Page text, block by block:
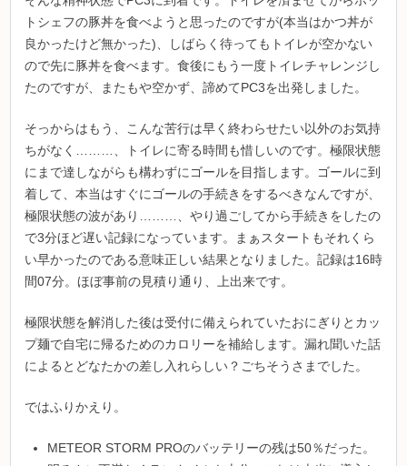
トシェフの豚丼を食べようと思ったのですが(本当はかつ丼が
良かったけど無かった)、しばらく待ってもトイレが空かない
ので先に豚丼を食べます。食後にもう一度トイレチャレンジし
たのですが、またもや空かず、諦めてPC3を出発しました。
そっからはもう、こんな苦行は早く終わらせたい以外のお気持
ちがなく………、トイレに寄る時間も惜しいのです。極限状態
にまで達しながらも構わずにゴールを目指します。ゴールに到
着して、本当はすぐにゴールの手続きをするべきなんですが、
極限状態の波があり………、やり過ごしてから手続きをしたの
で3分ほど遅い記録になっています。まぁスタートもそれくら
い早かったのである意味正しい結果となりました。記録は16時
間07分。ほぼ事前の見積り通り、上出来です。
極限状態を解消した後は受付に備えられていたおにぎりとカッ
プ麺で自宅に帰るためのカロリーを補給します。漏れ聞いた話
によるとどなたかの差し入れらしい？ごちそうさまでした。
ではふりかえり。
METEOR STORM PROのバッテリーの残は50％だった。